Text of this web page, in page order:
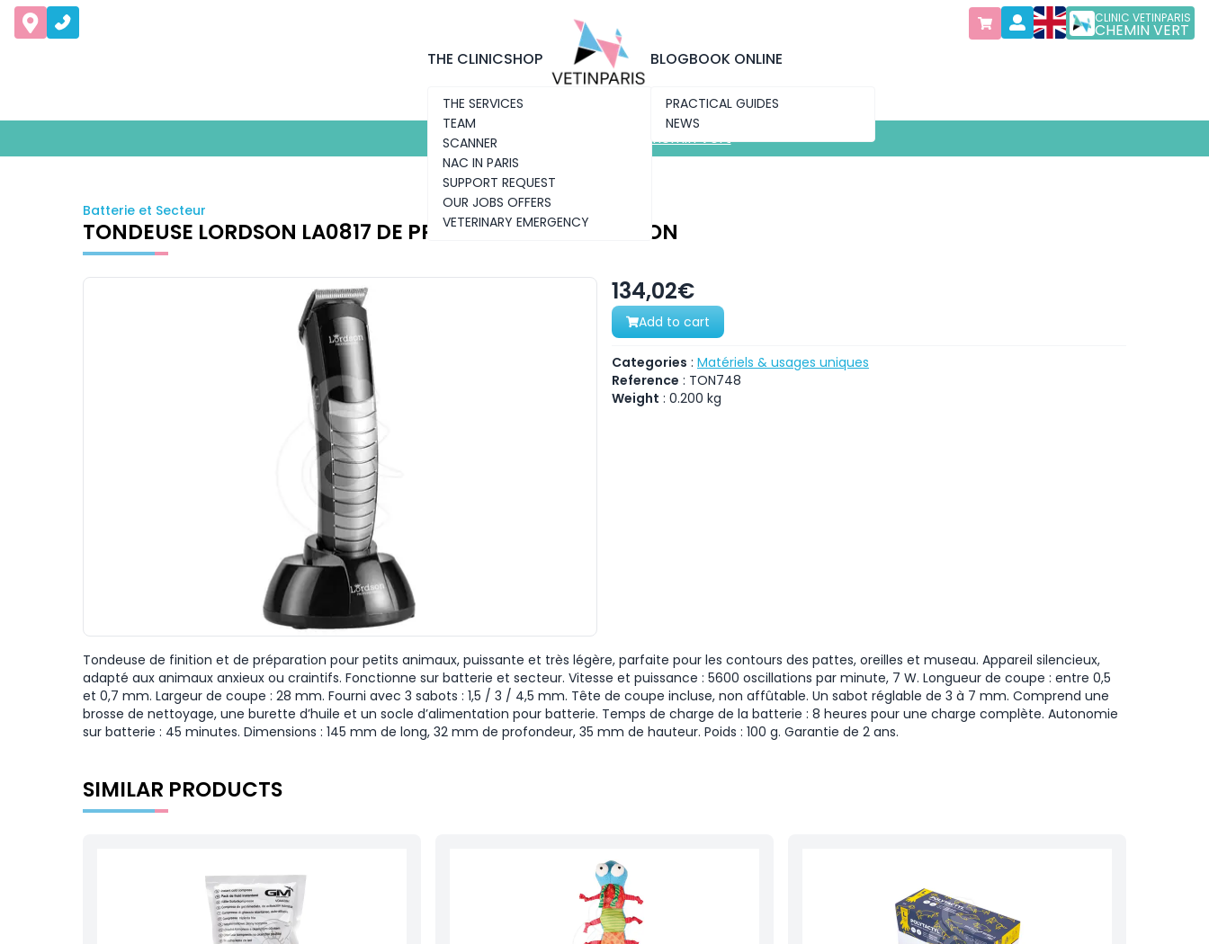
CLINIC VETINPARIS
CHEMIN VERT
THE CLINIC
THE SERVICES
TEAM
SCANNER
NAC IN PARIS
SUPPORT REQUEST
OUR JOBS OFFERS
VETERINARY EMERGENCY
SHOP BLOG
PRACTICAL GUIDES
NEWS
BOOK ONLINE
Discover the new clinic Chemin Vert
Discover the new clinic
Batterie et Secteur
TONDEUSE LORDSON LA0817 DE PRÉPARATION ET FINITION
134,02€
Add to cart
Categories : Matériels & usages uniques
Reference : TON748
Weight : 0.200 kg
Tondeuse de finition et de préparation pour petits animaux, puissante et très légère, parfaite pour les contours des pattes, oreilles et museau. Appareil silencieux,
adapté aux animaux anxieux ou craintifs. Fonctionne sur batterie et secteur. Vitesse et puissance : 5600 oscillations par minute, 7 W. Longueur de coupe : entre 0,5
et 0,7 mm. Largeur de coupe : 28 mm. Fourni avec 3 sabots : 1,5 / 3 / 4,5 mm. Tête de coupe incluse, non affûtable. Un sabot réglable de 3 à 7 mm. Comprend une
brosse de nettoyage, une burette d’huile et un socle d’alimentation pour batterie. Temps de charge de la batterie : 8 heures pour une charge complète. Autonomie
sur batterie : 45 minutes. Dimensions : 145 mm de long, 32 mm de profondeur, 35 mm de hauteur. Poids : 100 g. Garantie de 2 ans.
SIMILAR PRODUCTS